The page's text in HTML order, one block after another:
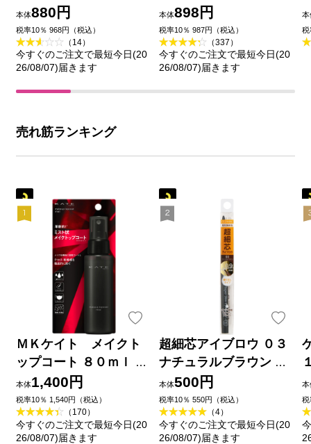
ド ２５ｍｍ×３ｍ巻
本体880円
税率10％ 968円（税込）
（14）
今すぐのご注文で最短今日(20
26/08/07)届きます
ィーの香り ６０ｍＬ 花
王
本体898円
税率10％ 987円（税込）
（337）
今すぐのご注文で最短今日(20
26/08/07)届きます
本
税
売れ筋ランキング
ＭＫケイト メイクト
ップコート ８０ｍｌ カ
ネボウ化粧品
本体1,400円
税率10％ 1,540円（税込）
（170）
今すぐのご注文で最短今日(20
26/08/07)届きます
超細芯アイブロウ ０３
ナチュラルブラウン ＿
セザンヌ化粧品
本体500円
税率10％ 550円（税込）
（4）
今すぐのご注文で最短今日(20
26/08/07)届きます
本
税